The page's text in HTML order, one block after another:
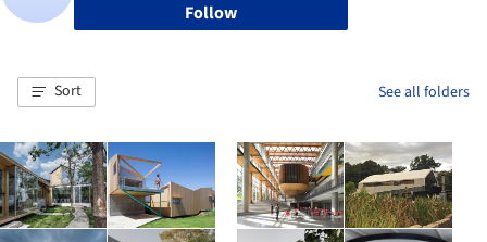
Follow
Sort See all folders